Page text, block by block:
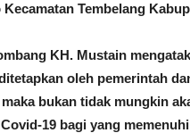
Tembelang
KH. Mustain
oleh pemerintah
bukan tidak mungkin
19 bagi yang